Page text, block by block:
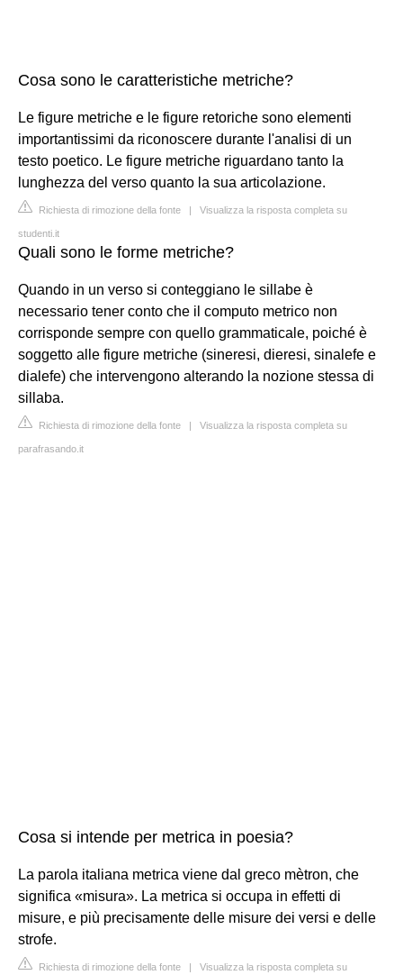
Cosa sono le caratteristiche metriche?
Le figure metriche e le figure retoriche sono elementi
importantissimi da riconoscere durante l'analisi di un
testo poetico. Le figure metriche riguardano tanto la
lunghezza del verso quanto la sua articolazione.
Richiesta di rimozione della fonte | Visualizza la risposta completa su
studenti.it
Quali sono le forme metriche?
Quando in un verso si conteggiano le sillabe è
necessario tener conto che il computo metrico non
corrisponde sempre con quello grammaticale, poiché è
soggetto alle figure metriche (sineresi, dieresi, sinalefe e
dialefe) che intervengono alterando la nozione stessa di
sillaba.
Richiesta di rimozione della fonte | Visualizza la risposta completa su
parafrasando.it
Cosa si intende per metrica in poesia?
La parola italiana metrica viene dal greco mètron, che
significa «misura». La metrica si occupa in effetti di
misure, e più precisamente delle misure dei versi e delle
strofe.
Richiesta di rimozione della fonte | Visualizza la risposta completa su